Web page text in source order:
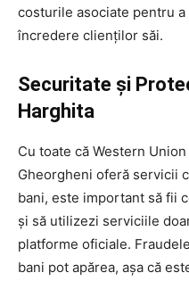
costurile asociate pentru
încredere clienților săi.
Securitate și
Harghita
Cu toate că Western
Gheorgheni oferă servicii
bani, este important să fii
și să utilizezi serviciile
platforme oficiale.
bani pot apărea, așa că